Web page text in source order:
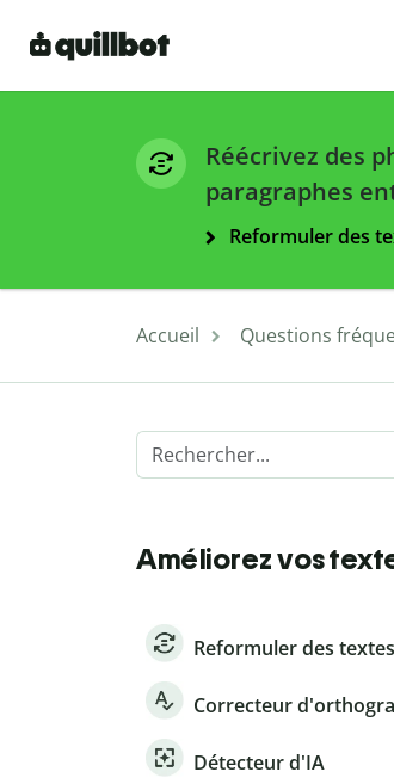
Réécrivez des
paragraphes
Reformuler des
Accueil Questions
Améliorez vos
Reformuler des textes
Correcteur
Détecteur d'IA